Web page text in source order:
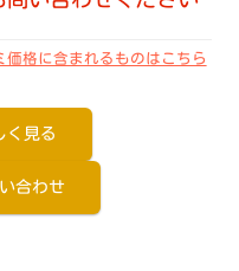
価格に含まれるものはこちら
く見る
合わせ